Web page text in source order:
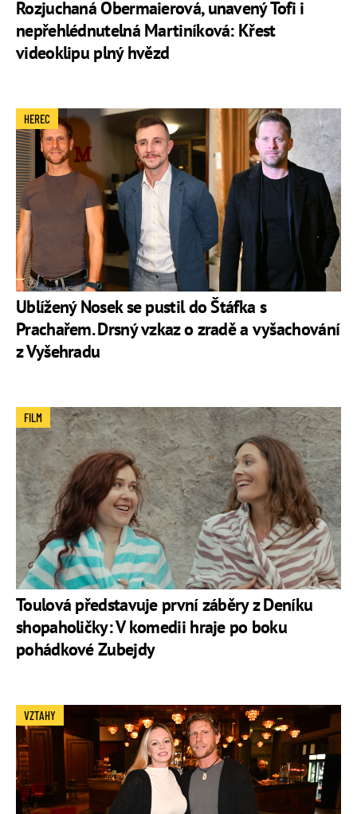
Rozjuchaná Obermaierová, unavený Tofi i
nepřehlédnutelná Martiníková: Křest
videoklipu plný hvězd
Ublížený Nosek se pustil do Štáfka s
Prachařem. Drsný vzkaz o zradě a vyšachování
z Vyšehradu
HEREC
Toulová představuje první záběry z Deníku
shopaholičky: V komedii hraje po boku
pohádkové Zubejdy
FILM
VZTAHY